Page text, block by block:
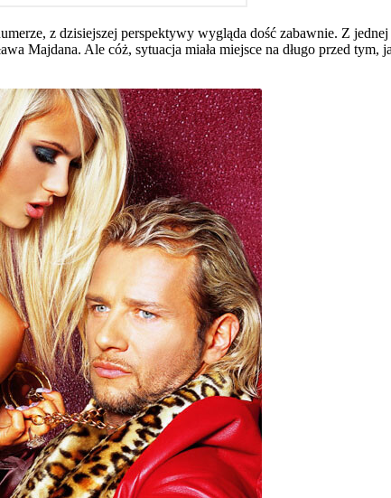
z dzisiejszej perspektywy wygląda dość zabawnie. Z
Majdana. Ale cóż, sytuacja miała miejsce na długo przed